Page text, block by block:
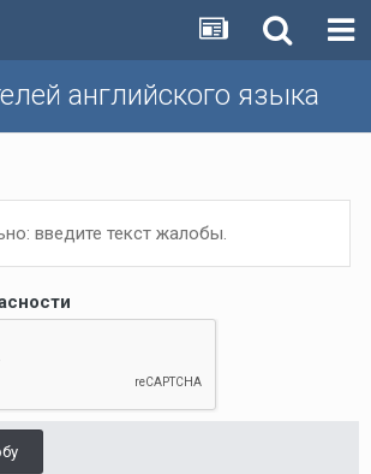
английского языка
введите текст жалобы.